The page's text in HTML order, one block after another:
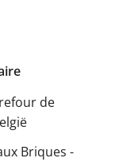
de
Briques -